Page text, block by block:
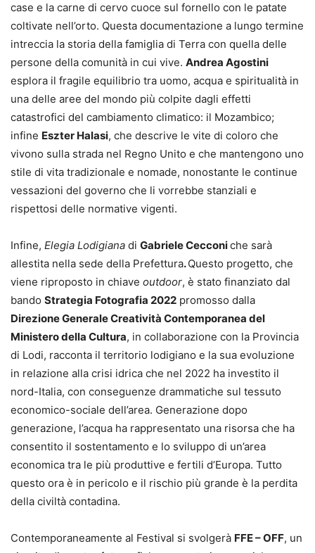
case e la carne di cervo cuoce sul fornello con le patate
coltivate nell’orto. Questa documentazione a lungo termine
intreccia la storia della famiglia di Terra con quella delle
persone della comunità in cui vive. Andrea Agostini
esplora il fragile equilibrio tra uomo, acqua e spiritualità in
una delle aree del mondo più colpite dagli effetti
catastrofici del cambiamento climatico: il Mozambico;
infine Eszter Halasi, che descrive le vite di coloro che
vivono sulla strada nel Regno Unito e che mantengono uno
stile di vita tradizionale e nomade, nonostante le continue
vessazioni del governo che li vorrebbe stanziali e
rispettosi delle normative vigenti.
Infine, Elegia Lodigiana di Gabriele Cecconiche sarà
allestita nella sede della Prefettura.Questo progetto, che
viene riproposto in chiave outdoor, è stato finanziato dal
bando Strategia Fotografia 2022 promosso dalla
Direzione Generale Creatività Contemporanea del
Ministero della Cultura, in collaborazione con la Provincia
di Lodi, racconta il territorio lodigiano e la sua evoluzione
in relazione alla crisi idrica che nel 2022 ha investito il
nord-Italia, con conseguenze drammatiche sul tessuto
economico-sociale dell’area. Generazione dopo
generazione, l’acqua ha rappresentato una risorsa che ha
consentito il sostentamento e lo sviluppo di un’area
economica tra le più produttive e fertili d’Europa. Tutto
questo ora è in pericolo e il rischio più grande è la perdita
della civiltà contadina.
Contemporaneamente al Festival si svolgerà FFE – OFF, un